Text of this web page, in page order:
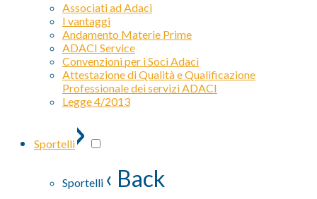
Associati ad Adaci
I vantaggi
Andamento Materie Prime
ADACI Service
Convenzioni per i Soci Adaci
Attestazione di Qualità e Qualificazione
Professionale dei servizi ADACI
Legge 4/2013
Sportelli›
Sportelli ‹ Back